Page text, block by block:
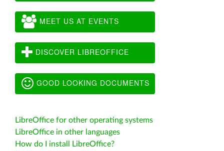
MEET US AT EVENTS
DISCOVER LIBREOFFICE
GOOD LOOKING DOCUMENTS
LibreOffice for other operating systems
LibreOffice in other languages
How do I install LibreOffice?